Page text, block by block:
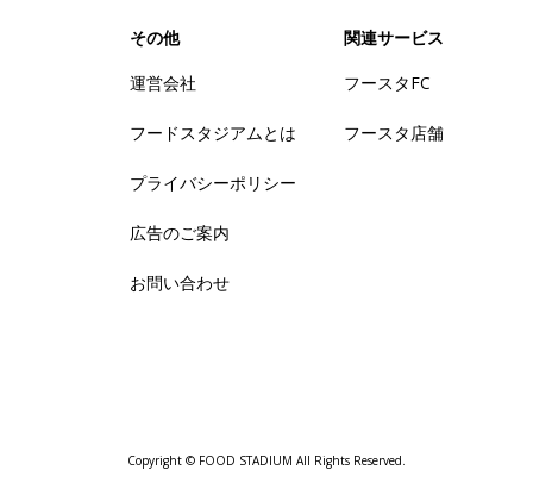
その他
運営会社
フードスタジアムとは
プライバシーポリシー
広告のご案内
お問い合わせ
関連サービス
フースタFC
フースタ店舗
Copyright © FOOD STADIUM All Rights Reserved.